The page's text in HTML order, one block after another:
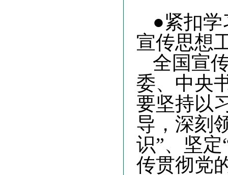
●紧扣
宣传思想
全国宣
委、中央
要坚持以
导，深刻
识”、坚
传贯彻党